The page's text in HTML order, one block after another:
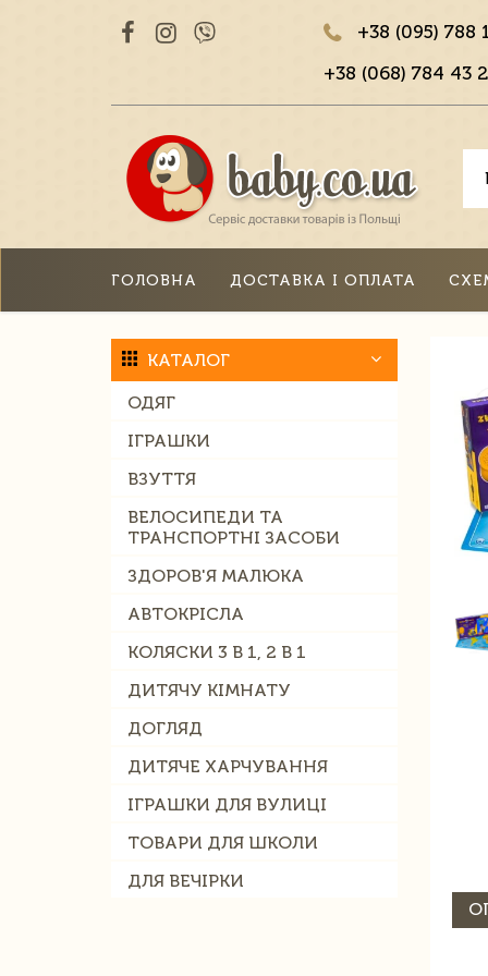
+38 (095) 788
+38 (068) 784 43
ГОЛОВНА ДОСТАВКА І ОПЛАТА
КАТАЛОГ
ОДЯГ
ІГРАШКИ
ВЗУТТЯ
ВЕЛОСИПЕДИ ТА
ТРАНСПОРТНІ ЗАСОБИ
ЗДОРОВ'Я МАЛЮКА
АВТОКРІСЛА
КОЛЯСКИ 3 В 1, 2 В 1
ДИТЯЧУ КІМНАТУ
ДОГЛЯД
ДИТЯЧЕ ХАРЧУВАННЯ
ІГРАШКИ ДЛЯ ВУЛИЦІ
ТОВАРИ ДЛЯ ШКОЛИ
ДЛЯ ВЕЧІРКИ